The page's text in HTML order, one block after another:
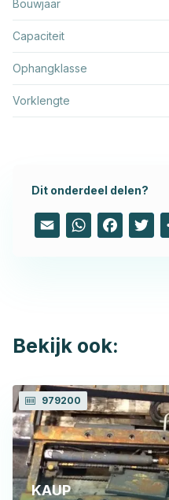
Bouwjaar
Capaciteit
Ophangklasse
Vorklengte
Dit onderdeel delen?
Email WhatsApp
Bekijk ook:
979200
KAUP